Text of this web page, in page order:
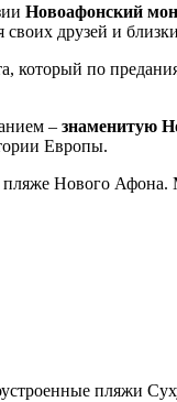
Новоафонский
друзей и
который по
– знаменитую
Европы.
пляже Нового
пляжи